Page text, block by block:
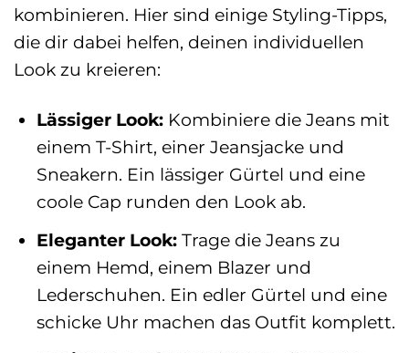
kombinieren. Hier sind einige Styling-Tipps,
die dir dabei helfen, deinen individuellen
Look zu kreieren:
Lässiger Look:Kombiniere die Jeans mit
einem T-Shirt, einer Jeansjacke und
Sneakern. Ein lässiger Gürtel und eine
coole Cap runden den Look ab.
Eleganter Look:Trage die Jeans zu
einem Hemd, einem Blazer und
Lederschuhen. Ein edler Gürtel und eine
schicke Uhr machen das Outfit komplett.